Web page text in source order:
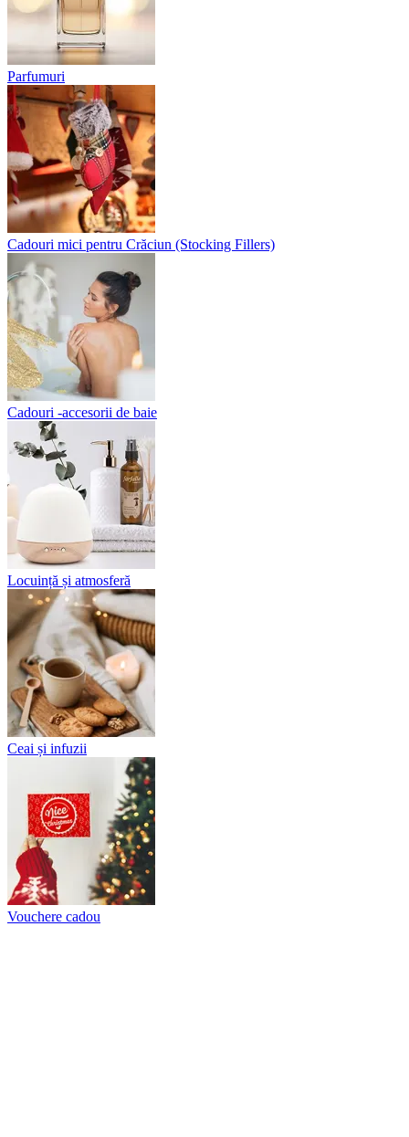
Parfumuri
Cadouri mici pentru Crăciun (Stocking Fillers)
Cadouri -accesorii de baie
Locuință și atmosferă
Ceai și infuzii
Vouchere cadou